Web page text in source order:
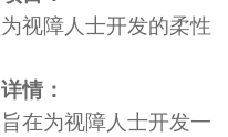
为视障人士开发的柔性
详情：
旨在为视障人士开发一